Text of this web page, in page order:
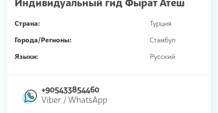
Индивидуальный гид Фырат Атеш
Страна:
Турция
Города/Регионы:
Стамбул
Языки:
Русский
+905433854460
Viber / WhatsApp